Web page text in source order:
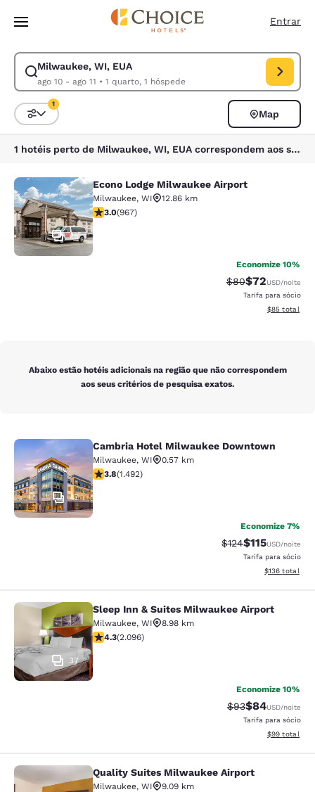
Pular Para Conteúdo Principal
Entrar
Milwaukee, WI, EUA
ago 10 - ago 11 • 1 quarto, 1 hóspede
Modificar pesquisa para Milwaukee, WI, EUA. Data de check-in ago
Classificar e filtrar
1
Map
1 hotéis perto de Milwaukee, WI, EUA correspondem aos seus filtros
Econo Lodge Milwaukee Airport
25
Econo Lodge Milwaukee Airport
Milwaukee, WI
12.86 km
classificação 2.95 estrelas. Razoável. 967 avaliações
3.0(967)
Economize 10%
Tarifa anterior
$80Tarifa com
$72USD/noite
Tarifa para sócio
Exibir
$85 total
Abaixo estão hotéis adicionais na região que não correspondem
aos seus critérios de pesquisa exatos.
Cambria Hotel Milwaukee
47
Cambria Hotel Milwaukee Downtown
Milwaukee, WI
0.57 km
classificação 3.81 estrelas. Bom. 1492 avaliações
3.8(1.492)
Economize 7%
Tarifa anterior
$124Tarifa com
$115USD/noite
Tarifa para sócio
Exibir
$136 total
Sleep Inn & Suites Milwaukee
37
Sleep Inn & Suites Milwaukee Airport
Milwaukee, WI
8.98 km
classificação 4.26 estrelas. Excelente. 2096
4.3(2.096)
Economize 10%
Tarifa anterior
$93Tarifa com
$84USD/noite
Tarifa para sócio
Exibir
$99 total
Quality Suites Milwaukee Airport
Quality Suites Milwaukee Airport
Milwaukee, WI
9.09 km